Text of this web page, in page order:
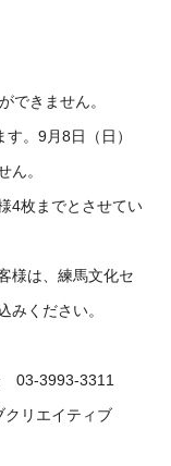
できません。
。9月8日（日）
ん。
4枚までとさせてい
様は、練馬文化セ
みください。
03-3993-3311
クリエイティブ